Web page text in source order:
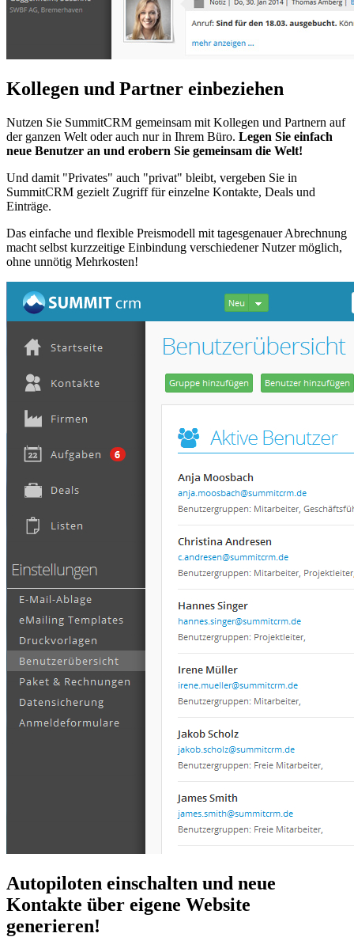
Kollegen und Partner einbeziehen
Nutzen Sie SummitCRM gemeinsam mit Kollegen und Partnern auf
der ganzen Welt oder auch nur in Ihrem Büro. Legen Sie einfach
neue Benutzer an und erobern Sie gemeinsam die Welt!
Und damit "Privates" auch "privat" bleibt, vergeben Sie in
SummitCRM gezielt Zugriff für einzelne Kontakte, Deals und
Einträge.
Das einfache und flexible Preismodell mit tagesgenauer Abrechnung
macht selbst kurzzeitige Einbindung verschiedener Nutzer möglich,
ohne unnötig Mehrkosten!
Autopiloten einschalten und neue
Kontakte über eigene Website
generieren!